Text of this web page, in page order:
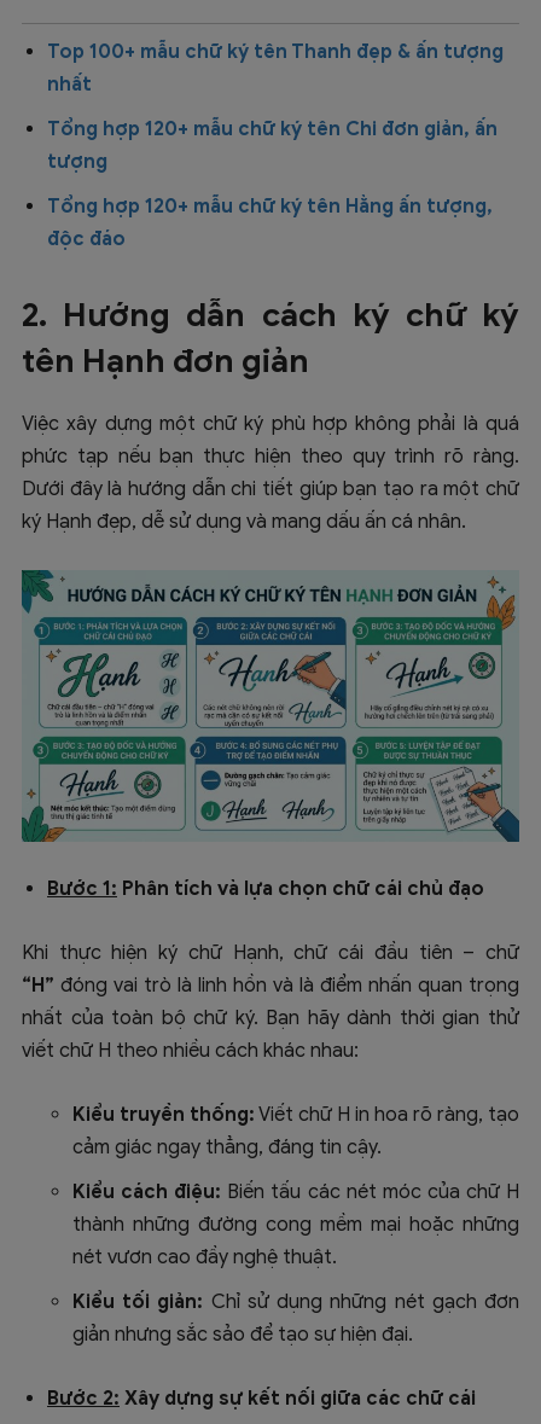
Top 100+ mẫu chữ ký tên Thanh đẹp & ấn tượng
nhất
Tổng hợp 120+ mẫu chữ ký tên Chi đơn giản, ấn
tượng
Tổng hợp 120+ mẫu chữ ký tên Hằng ấn tượng,
độc đáo
2. Hướng dẫn cách ký chữ ký
tên Hạnh đơn giản
Việc xây dựng một chữ ký phù hợp không phải là quá
phức tạp nếu bạn thực hiện theo quy trình rõ ràng.
Dưới đây là hướng dẫn chi tiết giúp bạn tạo ra một chữ
ký Hạnh đẹp, dễ sử dụng và mang dấu ấn cá nhân.
Bước 1: Phân tích và lựa chọn chữ cái chủ đạo
Khi thực hiện ký chữ Hạnh, chữ cái đầu tiên – chữ
“H” đóng vai trò là linh hồn và là điểm nhấn quan trọng
nhất của toàn bộ chữ ký. Bạn hãy dành thời gian thử
viết chữ H theo nhiều cách khác nhau:
Kiểu truyền thống: Viết chữ H in hoa rõ ràng, tạo
cảm giác ngay thẳng, đáng tin cậy.
Kiểu cách điệu: Biến tấu các nét móc của chữ H
thành những đường cong mềm mại hoặc những
nét vươn cao đầy nghệ thuật.
Kiểu tối giản: Chỉ sử dụng những nét gạch đơn
giản nhưng sắc sảo để tạo sự hiện đại.
Bước 2: Xây dựng sự kết nối giữa các chữ cái